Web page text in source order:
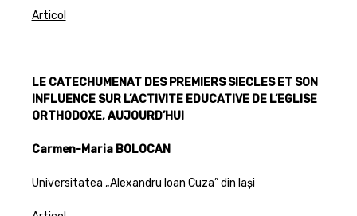
Articol
LE CATECHUMENAT DES PREMIERS SIECLES ET SON
INFLUENCE SUR L’ACTIVITE EDUCATIVE DE L’EGLISE
ORTHODOXE, AUJOURD’HUI
Carmen-Maria BOLOCAN
Universitatea „Alexandru Ioan Cuza” din Iaşi